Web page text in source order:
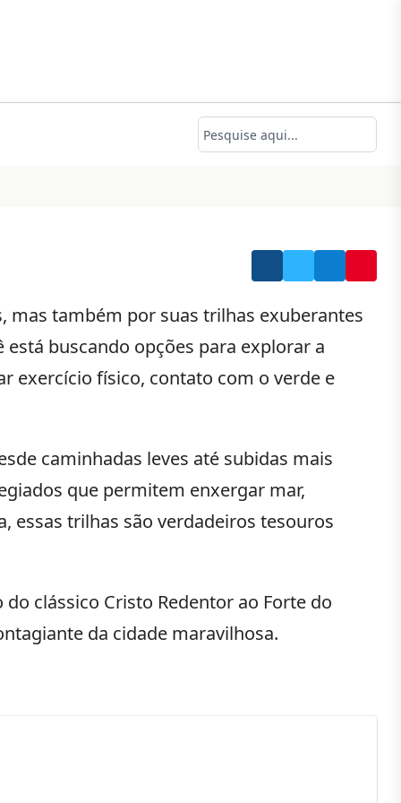
mas também por suas trilhas exuberantes
buscando opções para explorar a
exercício físico, contato com o verde e
caminhadas leves até subidas mais
que permitem enxergar mar,
essas trilhas são verdadeiros tesouros
clássico Cristo Redentor ao Forte do
da cidade maravilhosa.